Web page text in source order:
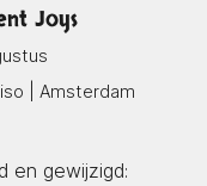
Joys
| Amsterdam
en gewijzigd: